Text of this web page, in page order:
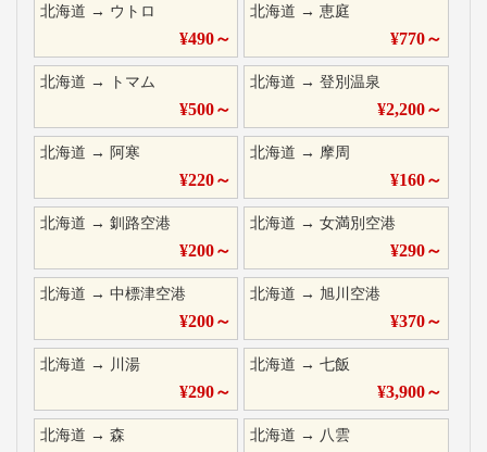
北海道 → ウトロ
¥490～
北海道 →恵庭
¥770～
北海道 → トマム
¥500～
北海道 →登別温泉
¥2,200～
北海道 → 阿寒
¥220～
北海道 → 摩周
¥160～
北海道 → 釧路空港
¥200～
北海道 →女満別空港
¥290～
北海道 → 中標津空港
¥200～
北海道 →旭川空港
¥370～
北海道 → 川湯
¥290～
北海道 →七飯
¥3,900～
北海道 → 森 北海道 → 八雲